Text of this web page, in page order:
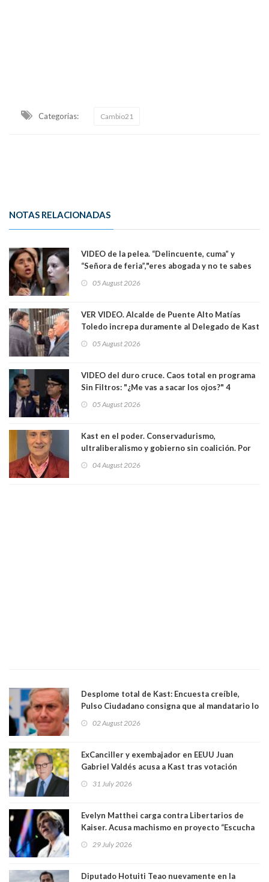
Categorias: Cambio21
NOTAS RELACIONADAS
VIDEO de la pelea. “Delincuente, cuma” y
“Señora de feria”,"eres abogada y no te sabes
senadoras Camila Flores y Fabiola Campillai en
05 August 2026
VER VIDEO. Alcalde de Puente Alto Matías
Toledo increpa duramente al Delegado de Kast
delegado nuevamente arrancando"
05 August 2026
VIDEO del duro cruce. Caos total en programa
Sin Filtros: "¿Me vas a sacar los ojos?" 4
excarabinero que dejó ciego a Gustavo Gatica:
05 August 2026
Kast en el poder. Conservadurismo,
ultraliberalismo y gobierno sin coalición. Por
04 August 2026
Desplome total de Kast: Encuesta creíble,
Pulso Ciudadano consigna que al mandatario lo
sacó en primera vuelta. Rechazo es de 58.9% y
64.8%
02 August 2026
ExCanciller y exembajador en EEUU Juan
Gabriel Valdés acusa a Kast tras votación
"Si hay una persona responsable es él"
31 July 2026
Evelyn Matthei carga contra Libertarios de
Kaiser. Acusa machismo en proyecto “Escucha
"¿Cómo puede haber alguien tan enfermo del
29 July 2026
Diputado Hotuiti Teao nuevamente en la